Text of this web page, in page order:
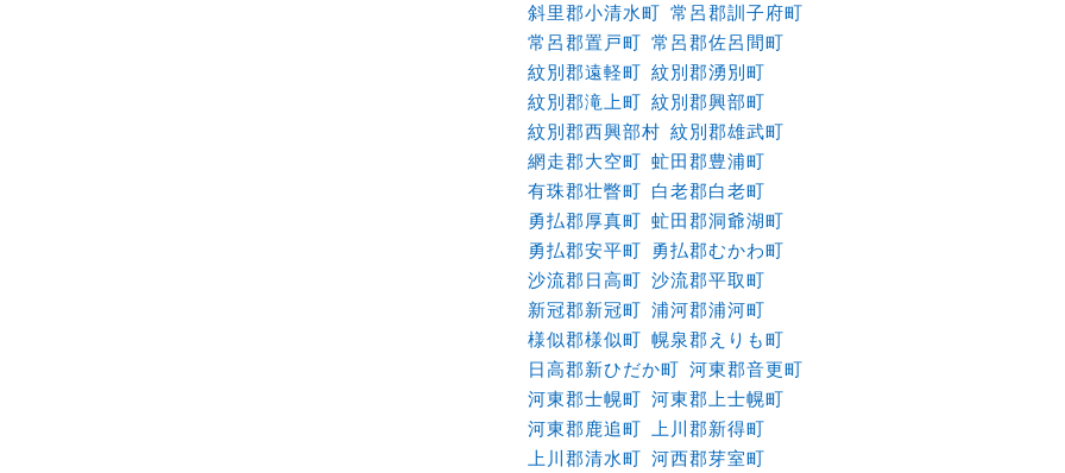
斜里郡小清水町 常呂郡訓子府町
常呂郡置戸町 常呂郡佐呂間町
紋別郡遠軽町 紋別郡湧別町
紋別郡滝上町 紋別郡興部町
紋別郡西興部村 紋別郡雄武町
網走郡大空町 虻田郡豊浦町
有珠郡壮瞥町 白老郡白老町
勇払郡厚真町 虻田郡洞爺湖町
勇払郡安平町
勇払郡むかわ町
沙流郡日高町 沙流郡平取町
新冠郡新冠町 浦河郡浦河町
様似郡様似町 幌泉郡えりも町
日高郡新ひだか町 河東郡音更町
河東郡士幌町 河東郡上士幌町
河東郡鹿追町
上川郡新得町
上川郡清水町 河西郡芽室町